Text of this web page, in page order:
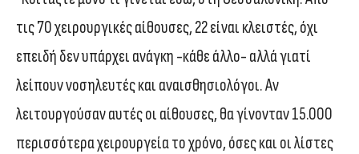
τις 70 χειρουργικές αίθουσες, 22 είναι κλειστές, όχι
επειδή δεν υπάρχει ανάγκη -κάθε άλλο- αλλά γιατί
λείπουν νοσηλευτές και αναισθησιολόγοι. Αν
λειτουργούσαν αυτές οι αίθουσες, θα γίνονταν 15.000
περισσότερα χειρουργεία το χρόνο, όσες και οι λίστες